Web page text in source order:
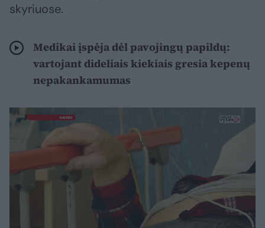
skyriuose.
Medikai įspėja dėl pavojingų papildų:
vartojant dideliais kiekiais gresia kepenų
nepakankamumas